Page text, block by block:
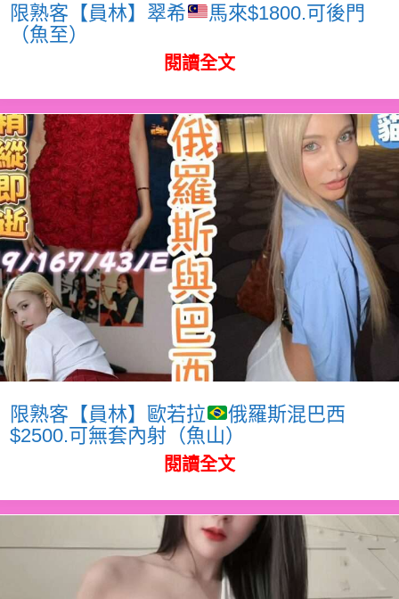
限熟客【員林】翠希
馬來$1800.可後門
（魚至）
閱讀全文
限熟客【員林】歐若拉
俄羅斯混巴西
$2500.可無套內射（魚山）
閱讀全文